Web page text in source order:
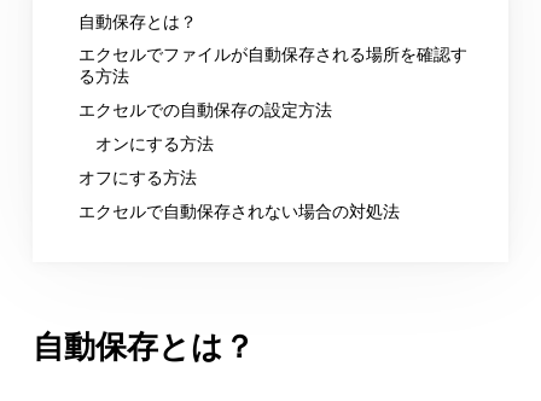
自動保存とは？
エクセルでファイルが自動保存される場所を確認す
る方法
エクセルでの自動保存の設定方法
オンにする方法
オフにする方法
エクセルで自動保存されない場合の対処法
自動保存とは？